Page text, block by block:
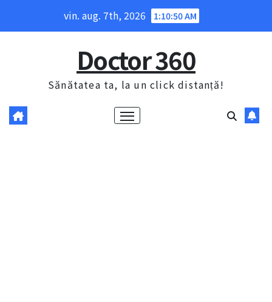
vin. aug. 7th, 2026 1:10:51 AM
Doctor 360
Sănătatea ta, la un click distanță!